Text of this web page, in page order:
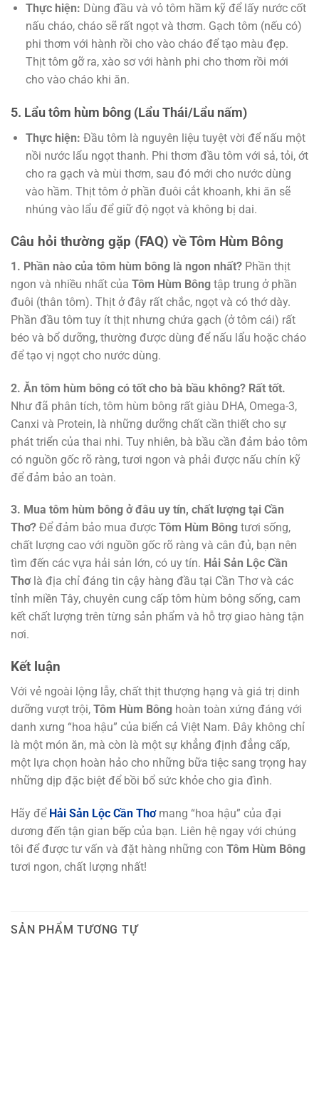
Thực hiện: Dùng đầu và vỏ tôm hầm kỹ để lấy nước cốt
nấu cháo, cháo sẽ rất ngọt và thơm. Gạch tôm (nếu có)
phi thơm với hành rồi cho vào cháo để tạo màu đẹp.
Thịt tôm gỡ ra, xào sơ với hành phi cho thơm rồi mới
cho vào cháo khi ăn.
5. Lẩu tôm hùm bông (Lẩu Thái/Lẩu nấm)
Thực hiện: Đầu tôm là nguyên liệu tuyệt vời để nấu một
nồi nước lẩu ngọt thanh. Phi thơm đầu tôm với sả, tỏi, ớt
cho ra gạch và mùi thơm, sau đó mới cho nước dùng
vào hầm. Thịt tôm ở phần đuôi cắt khoanh, khi ăn sẽ
nhúng vào lẩu để giữ độ ngọt và không bị dai.
Câu hỏi thường gặp (FAQ) về Tôm Hùm Bông
1. Phần nào của tôm hùm bông là ngon nhất? Phần thịt
ngon và nhiều nhất của Tôm Hùm Bông tập trung ở phần
đuôi (thân tôm). Thịt ở đây rất chắc, ngọt và có thớ dày.
Phần đầu tôm tuy ít thịt nhưng chứa gạch (ở tôm cái) rất
béo và bổ dưỡng, thường được dùng để nấu lẩu hoặc cháo
để tạo vị ngọt cho nước dùng.
2. Ăn tôm hùm bông có tốt cho bà bầu không? Rất tốt.
Như đã phân tích, tôm hùm bông rất giàu DHA, Omega-3,
Canxi và Protein, là những dưỡng chất cần thiết cho sự
phát triển của thai nhi. Tuy nhiên, bà bầu cần đảm bảo tôm
có nguồn gốc rõ ràng, tươi ngon và phải được nấu chín kỹ
để đảm bảo an toàn.
3. Mua tôm hùm bông ở đâu uy tín, chất lượng tại Cần
Thơ? Để đảm bảo mua được Tôm Hùm Bông tươi sống,
chất lượng cao với nguồn gốc rõ ràng và cân đủ, bạn nên
tìm đến các vựa hải sản lớn, có uy tín. Hải Sản Lộc Cần
Thơlà địa chỉ đáng tin cậy hàng đầu tại Cần Thơ và các
tỉnh miền Tây, chuyên cung cấp tôm hùm bông sống, cam
kết chất lượng trên từng sản phẩm và hỗ trợ giao hàng tận
nơi.
Kết luận
Với vẻ ngoài lộng lẫy, chất thịt thượng hạng và giá trị dinh
dưỡng vượt trội, Tôm Hùm Bông hoàn toàn xứng đáng với
danh xưng “hoa hậu” của biển cả Việt Nam. Đây không chỉ
là một món ăn, mà còn là một sự khẳng định đẳng cấp,
một lựa chọn hoàn hảo cho những bữa tiệc sang trọng hay
những dịp đặc biệt để bồi bổ sức khỏe cho gia đình.
Hãy để Hải Sản Lộc Cần Thơmang “hoa hậu” của đại
dương đến tận gian bếp của bạn. Liên hệ ngay với chúng
tôi để được tư vấn và đặt hàng những con Tôm Hùm Bông
tươi ngon, chất lượng nhất!
SẢN PHẨM TƯƠNG TỰ